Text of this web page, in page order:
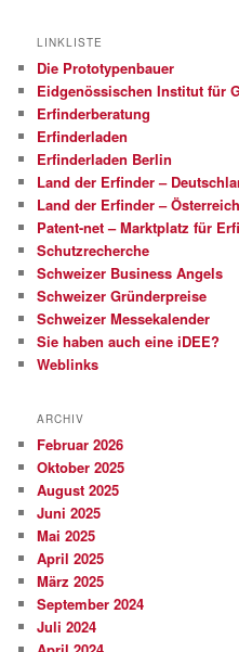
LINKLISTE
Die Prototypenbauer
Eidgenössischen Institut für
Erfinderberatung
Erfinderladen
Erfinderladen Berlin
Land der Erfinder –
Land der Erfinder – Österreich
Patent-net – Marktplatz für
Schutzrecherche
Schweizer Business Angels
Schweizer Gründerpreise
Schweizer Messekalender
Sie haben auch eine iDEE?
Weblinks
ARCHIV
Februar 2026
Oktober 2025
August 2025
Juni 2025
Mai 2025
April 2025
März 2025
September 2024
Juli 2024